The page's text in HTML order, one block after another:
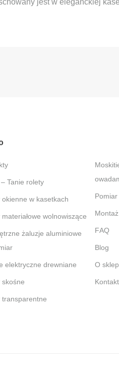
jest w eleganckiej
– Tanie rolety
okienne w kasetkach
materiałowe wolnowiszące
elektryczne drewniane
skośne
transparentne
Moskitiery – Ochrona przed
FAQ
Blog
O